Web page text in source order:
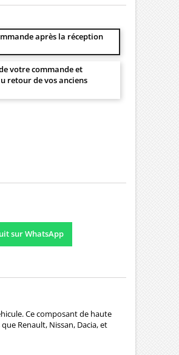
après la réception
votre commande et
retour de vos anciens
sur WhatsApp
Ce composant de haute
Renault, Nissan, Dacia, et